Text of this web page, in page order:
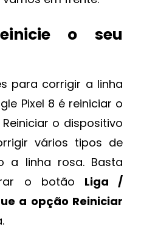
o seu
para corrigir a linha
Pixel 8 é reiniciar o
o dispositivo
vários tipos de
a linha rosa. Basta
o botão Liga /
a opção Reiniciar